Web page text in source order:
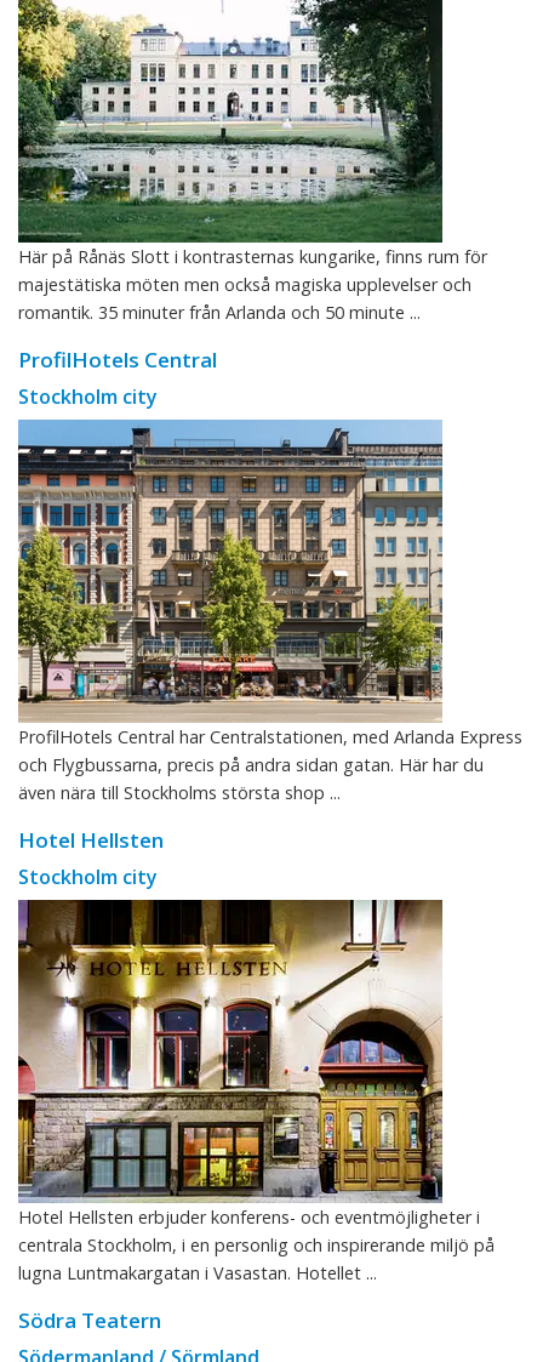
Här på Rånäs Slott i kontrasternas kungarike, finns rum för
majestätiska möten men också magiska upplevelser och
romantik. 35 minuter från Arlanda och 50 minute ...
ProfilHotels Central
Stockholm city
ProfilHotels Central har Centralstationen, med Arlanda Express
och Flygbussarna, precis på andra sidan gatan. Här har du
även nära till Stockholms största shop ...
Hotel Hellsten
Stockholm city
Hotel Hellsten erbjuder konferens- och eventmöjligheter i
centrala Stockholm, i en personlig och inspirerande miljö på
lugna Luntmakargatan i Vasastan. Hotellet ...
Södra Teatern